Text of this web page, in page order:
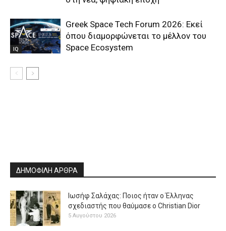
IQ
Greek Space Tech Forum 2026: Εκεί
όπου διαμορφώνεται το μέλλον του
Space Ecosystem
ΔΗΜΟΦΙΛΗ ΑΡΘΡΑ
Ιωσήφ Σαλάχας: Ποιος ήταν ο Έλληνας
σχεδιαστής που θαύμασε ο Christian Dior
5 Αυγούστου 2026